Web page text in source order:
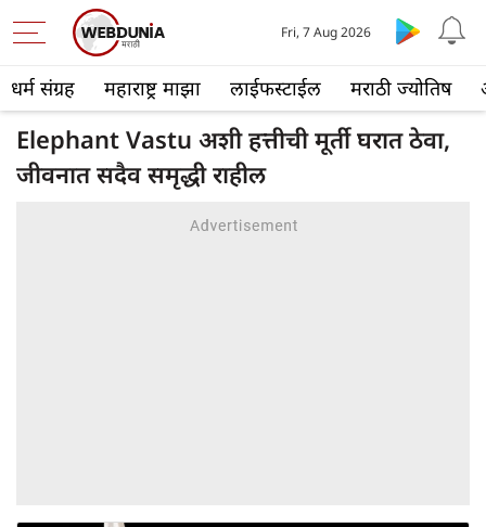
धर्म संग्रह महाराष्ट्र माझा लाईफस्टाईल मराठी ज्योतिष
Fri, 7 Aug 2026
Elephant Vastu अशी हत्तीची मूर्ती घरात ठेवा,
जीवनात सदैव समृद्धी राहील